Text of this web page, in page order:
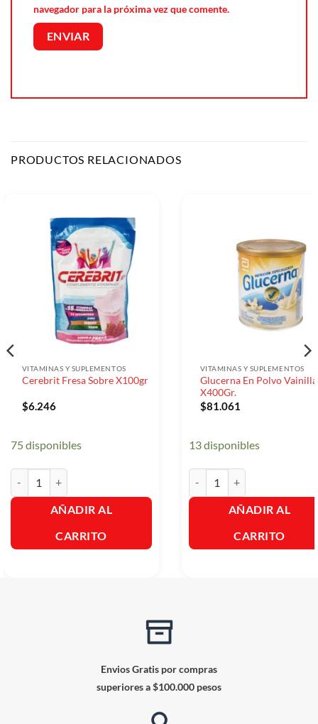
navegador para la próxima vez que comente.
PRODUCTOS RELACIONADOS
VITAMINAS Y SUPLEMENTOS
Cerebrit Fresa Sobre X100gr
$6.246
75 disponibles
AÑADIR AL
CARRITO
VITAMINAS Y SUPLEMENTOS
Glucerna En Polvo Vainilla
X400Gr.
$81.061
13 disponibles
AÑADIR AL
CARRITO
Envios Gratis por compras
superiores a $100.000 pesos